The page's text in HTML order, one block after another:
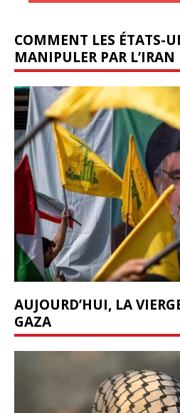
COMMENT LES ÉTATS-
MANIPULER PAR L’IRAN
AUJOURD’HUI, LA
GAZA